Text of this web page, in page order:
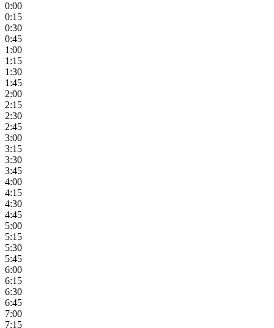
0:00
0:15
0:30
0:45
1:00
1:15
1:30
1:45
2:00
2:15
2:30
2:45
3:00
3:15
3:30
3:45
4:00
4:15
4:30
4:45
5:00
5:15
5:30
5:45
6:00
6:15
6:30
6:45
7:00
7:15